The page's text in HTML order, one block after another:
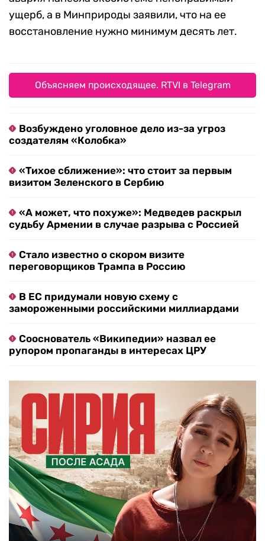
ущерб, а в Минприроды заявили, что на ее
восстановление нужно минимум десять лет.
Объясняем происходящее. RTVI в Telegram
Возбуждено уголовное дело из-за угроз
создателям «Колобка»
«Тихое сближение»: что стоит за первым
визитом Зеленского в Сербию
«А может, что похуже»: Медведев раскрыл
судьбу Армении в случае разрыва с Россией
Стало известно о скором визите
переговорщиков Трампа в Россию
В ЕС придумали новую схему с
замороженными российскими миллиардами
Сооснователь «Википедии» назвал ее
рупором пропаганды в интересах ЦРУ